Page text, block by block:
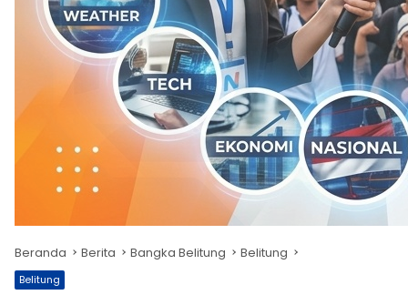
Beranda Berita Bangka Belitung Belitung
Belitung